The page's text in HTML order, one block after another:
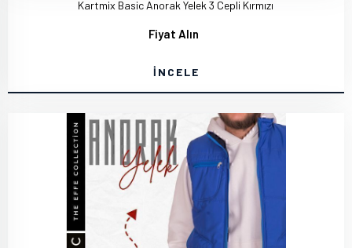
Kartmix Basic Anorak Yelek 3 Cepli Kırmızı
Fiyat Alın
İNCELE